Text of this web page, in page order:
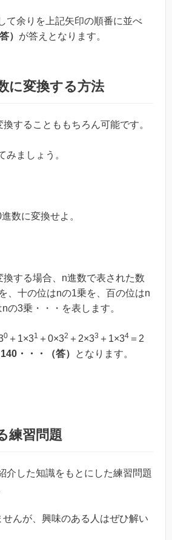
て余りを上記矢印の順番に並べ
） が答えとなります。
に変換する方法
することももちろん可能です。
みましょう。
数に変換せよ。
換する場合、n進数で表された数
、十の位はnの1乗を、百の位はn
の3乗・・・を表します。
0 ＋1×31 ＋0×32 ＋2×33 ＋1×34 ＝2
140・・・（答） となります。
練習問題
介した知識をもとにした練習問題
んが、興味のある人はぜひ解い